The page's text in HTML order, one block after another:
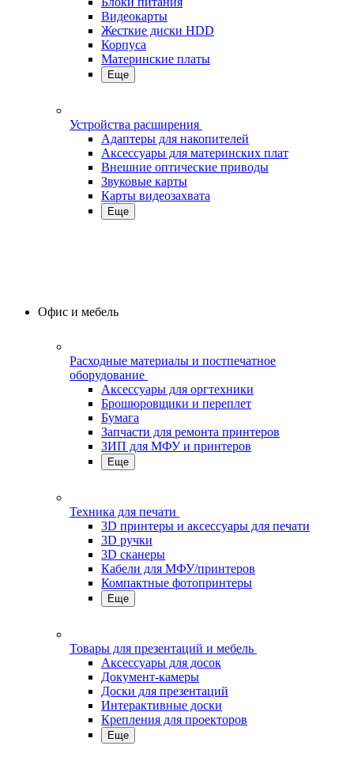
Видеокарты
Жесткие диски HDD
Корпуса
Материнские платы
Еще
Устройства расширения
Адаптеры для накопителей
Аксессуары для материнских плат
Внешние оптические приводы
Звуковые карты
Карты видеозахвата
Еще
Офис и мебель
Расходные материалы и постпечатное
оборудование
Аксессуары для оргтехники
Брошюровщики и переплет
Бумага
Запчасти для ремонта принтеров
ЗИП для МФУ и принтеров
Еще
Техника для печати
3D принтеры и аксессуары для печати
3D ручки
3D сканеры
Кабели для МФУ/принтеров
Компактные фотопринтеры
Еще
Товары для презентаций и мебель
Аксессуары для досок
Документ-камеры
Доски для презентаций
Интерактивные доски
Крепления для проекторов
Еще